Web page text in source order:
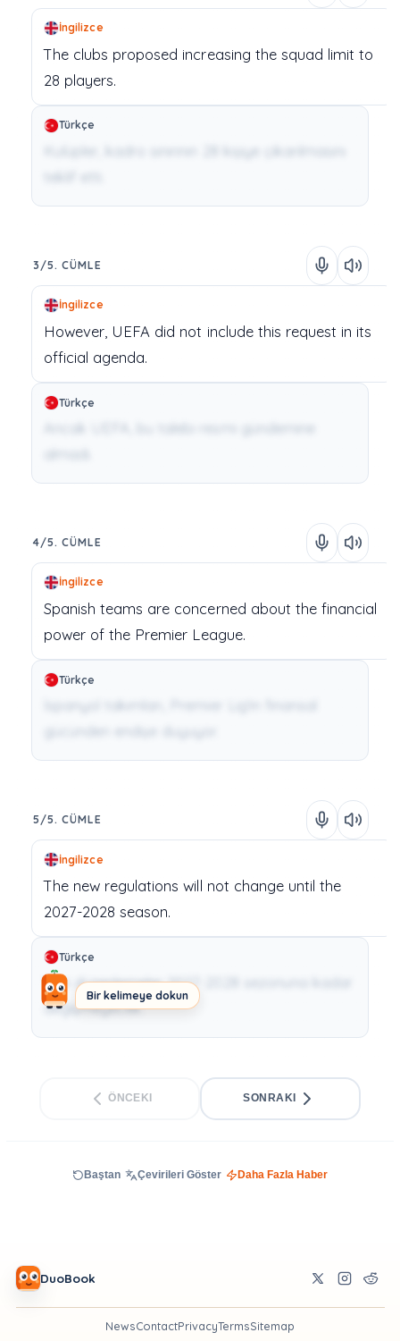
Bir kelimeye dokun
İngilizce
The clubs proposed increasing the squad limit to
28 players.
Türkçe
Kulüpler, kadro sınırının 28 kişiye çıkarılmasını
3/5. CÜMLE
İngilizce
However, UEFA did not include this request in its
official agenda.
Türkçe
4/5. CÜMLE
İngilizce
Spanish teams are concerned about the financial
power of the Premier League.
Türkçe
5/5. CÜMLE
İngilizce
The new regulations will not change until the
2027-2028 season.
Türkçe
Yeni düzenlemeler 2027-2028 sezonuna kadar
değişmeyecek.
ÖNCEKI SONRAKI
Baştan Çevirileri Göster Daha Fazla Haber
DuoBook
NewsContactPrivacyTermsSitemap